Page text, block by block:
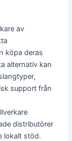
av
köpa deras
alternativ kan
support från
distributörer
lokalt stöd.